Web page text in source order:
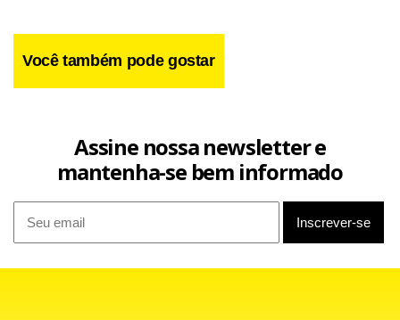
Você também pode gostar
Assine nossa newsletter e
mantenha-se bem informado